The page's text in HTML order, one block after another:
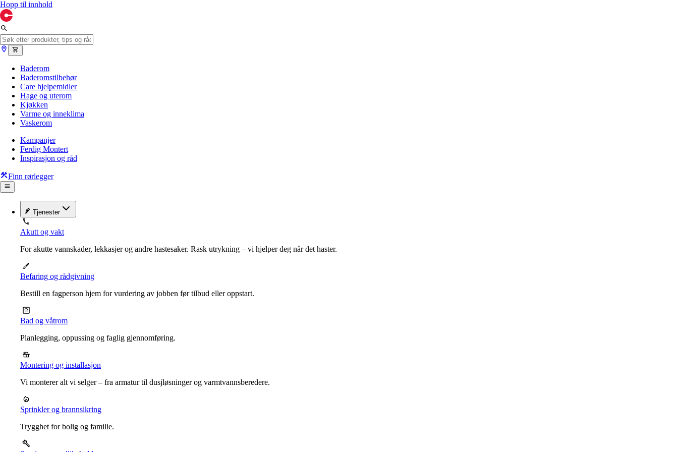
Hopp til innhold
Baderom
Baderomstilbehør
Care hjelpemidler
Hage og uterom
Kjøkken
Varme og inneklima
Vaskerom
Kampanjer
Ferdig Montert
Inspirasjon og råd
Finn rørlegger
Tjenester
Akutt og vakt
For akutte vannskader, lekkasjer og andre hastesaker. Rask utrykning – vi hjelper deg når det haster.
Befaring og rådgivning
Bestill en fagperson hjem for vurdering av jobben før tilbud eller oppstart.
Bad og våtrom
Planlegging, oppussing og faglig gjennomføring.
Montering og installasjon
Vi monterer alt vi selger – fra armatur til dusjløsninger og varmtvannsberedere.
Sprinkler og brannsikring
Trygghet for bolig og familie.